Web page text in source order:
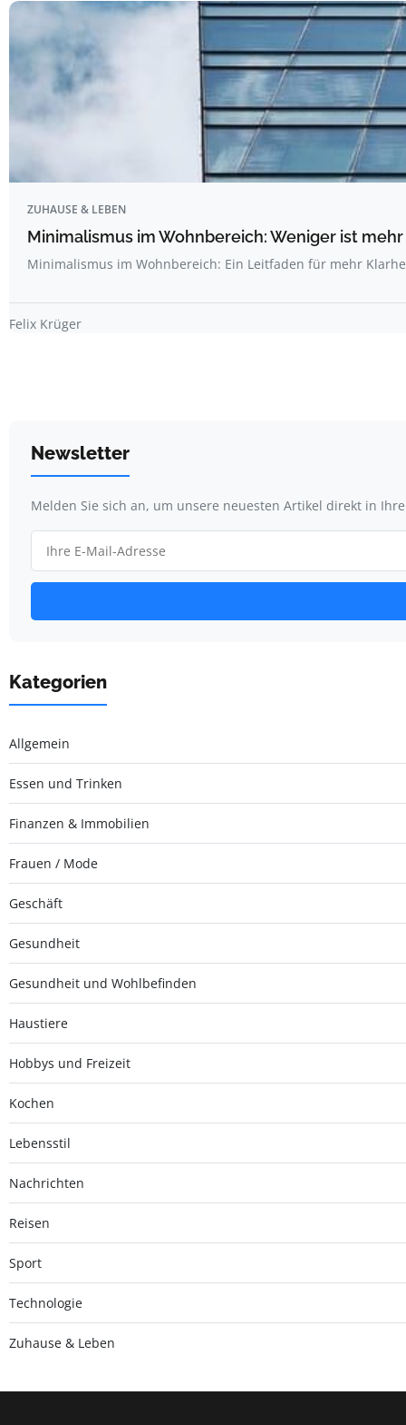
ZUHAUSE & LEBEN
Minimalismus im Wohnbereich: Weniger ist mehr
Minimalismus im Wohnbereich: Ein Leitfaden für mehr
Felix Krüger
Newsletter
Melden Sie sich an, um unsere neuesten Artikel direkt in
Kategorien
Allgemein
Essen und Trinken
Finanzen & Immobilien
Frauen / Mode
Geschäft
Gesundheit
Gesundheit und Wohlbefinden
Haustiere
Hobbys und Freizeit
Kochen
Lebensstil
Nachrichten
Reisen
Sport
Technologie
Zuhause & Leben